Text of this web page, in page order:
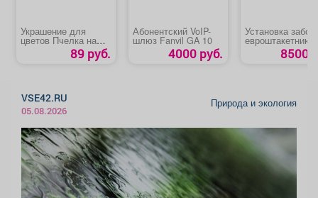
Украшение для
цветов Пчелка на
цветке 89 руб.
Абонентский VoIP-
шлюз Fanvil GA 10
4000 руб.
Установка
евроштакетника
8500
VSE42.RU
05.08.2026
Природа и экология